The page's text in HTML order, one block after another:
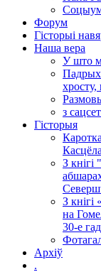
Форум
Гісторыі
Наша вера
У што
з
Гісторыя
З кнігі
З кнігі
на
30-е
Архіў
.